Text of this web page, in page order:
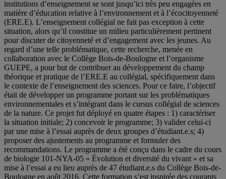
institutions d’enseignement se sont jusqu’ici très peu engagées en
matière d’éducation relative à l’environnement et à l’écocitoyenneté
(ERE.E). L’enseignement collégial ne fait pas exception à cette
situation, alors qu’il constitue un milieu particulièrement pertinent
pour discuter de citoyenneté et d’engagement avec les jeunes. Au
regard d’une telle problématique, cette recherche, menée en
collaboration avec le Collège Bois-de-Boulogne et l’organisme
GUEPE, a pour but de contribuer au développement du champ
théorique et pratique de l’ERE.E au collégial, spécifiquement dans
le contexte de l’enseignement des sciences. Pour ce faire, l’objectif
était de développer un programme portant sur les problématiques
environnementales et s’intégrant dans le cursus collégial de sciences
de la nature. Ce projet fut déployé en quatre étapes : 1) caractériser
la situation initiale; 2) concevoir le programme; 3) valider celui-ci
par une mise à l’essai auprès de deux groupes d’étudiant.e.s; 4)
proposer des ajustements au programme et formuler des
recommandations. Le programme a été conçu dans le cadre du cours
de biologie 101-NYA-05 « Évolution et diversité du vivant » et sa
mise à l’essai a eu lieu auprès de 47 étudiant.e.s du Collège Bois-de-
Boulogne en août 2016. Cette formation s’est inspirée des courants